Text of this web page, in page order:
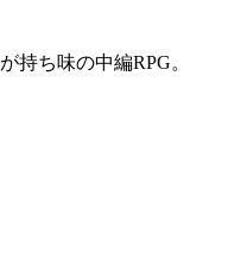
持ち味の中編RPG。